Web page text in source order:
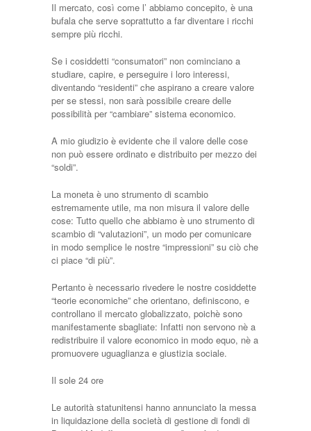
Il mercato, così come l’ abbiamo concepito, è una
bufala che serve soprattutto a far diventare i ricchi
sempre più ricchi.
Se i cosiddetti “consumatori” non cominciano a
studiare, capire, e perseguire i loro interessi,
diventando “residenti” che aspirano a creare valore
per se stessi, non sarà possibile creare delle
possibilità per “cambiare” sistema economico.
A mio giudizio è evidente che il valore delle cose
non può essere ordinato e distribuito per mezzo dei
“soldi”.
La moneta è uno strumento di scambio
estremamente utile, ma non misura il valore delle
cose: Tutto quello che abbiamo è uno strumento di
scambio di “valutazioni”, un modo per comunicare
in modo semplice le nostre “impressioni” su ciò che
ci piace “di più”.
Pertanto è necessario rivedere le nostre cosiddette
“teorie economiche” che orientano, definiscono, e
controllano il mercato globalizzato, poichè sono
manifestamente sbagliate: Infatti non servono nè a
redistribuire il valore economico in modo equo, nè a
promuovere uguaglianza e giustizia sociale.
Il sole 24 ore
Le autorità statunitensi hanno annunciato la messa
in liquidazione della società di gestione di fondi di